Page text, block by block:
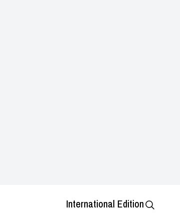
International Edition